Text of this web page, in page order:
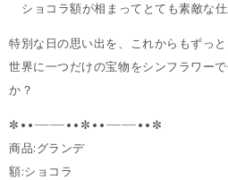
特別な日の思い出を、これからもずっ
世界に一つだけの宝物をシンフラワー
か？
✼••┈┈┈┈••✼••┈┈┈┈••✼
商品:グランデ
額:ショコラ